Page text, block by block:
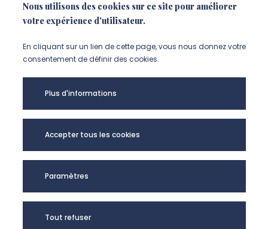
NOUS SUIVRE
Suivez-nous sur instagram
Suivez-nous sur linkedin
Suivez-nous sur
Université de Picardie Jules Verne -
@Copyright 2024
Mentions légales
Accessibilité
Nous utilisons des cookies sur ce site pour améliorer
votre expérience d'utilisateur.
En cliquant sur un lien de cette page, vous nous donnez votre
consentement de définir des cookies.
Plus d'informations
Accepter tous les cookies
Paramètres
Tout refuser